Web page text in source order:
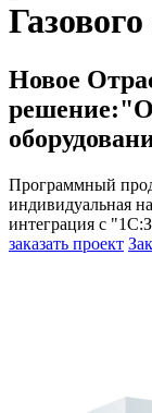
Новое
Программный
индивидуальная
интеграция с
заказать проект